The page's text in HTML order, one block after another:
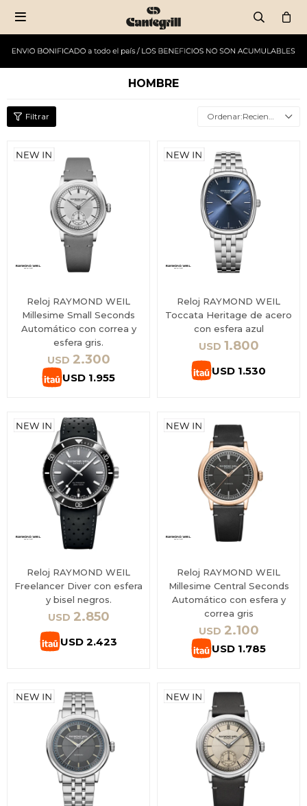

HOMBRE
Recientes
Reloj RAYMOND WEIL
Millesime Small Seconds
Automático con correa y
esfera gris.
USD 2.300
USD 1.955
Reloj RAYMOND WEIL
Toccata Heritage de acero
con esfera azul
USD 1.800
USD 1.530
Reloj RAYMOND WEIL
Freelancer Diver con esfera
y bisel negros.
USD 2.850
USD 2.423
Reloj RAYMOND WEIL
Millesime Central Seconds
Automático con esfera y
correa gris
USD 2.100
USD 1.785